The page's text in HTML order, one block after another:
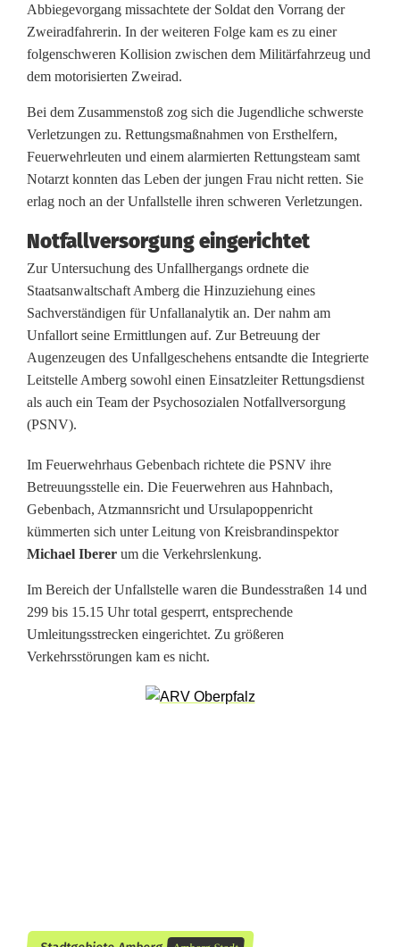
e
r
i
n
b
e
V
e
r
k
e
h
r
s
u
n
f
a
l
h
Abbiegevorgang missachtete der Soldat den Vorrang der
Zweiradfahrerin. In der weiteren Folge kam es zu einer
folgenschweren Kollision zwischen dem Militärfahrzeug und
dem motorisierten Zweirad.
Bei dem Zusammenstoß zog sich die Jugendliche schwerste
Verletzungen zu. Rettungsmaßnahmen von Ersthelfern,
Feuerwehrleuten und einem alarmierten Rettungsteam samt
Notarzt konnten das Leben der jungen Frau nicht retten. Sie
erlag noch an der Unfallstelle ihren schweren Verletzungen.
Notfallversorgung eingerichtet
Zur Untersuchung des Unfallhergangs ordnete die
Staatsanwaltschaft Amberg die Hinzuziehung eines
Sachverständigen für Unfallanalytik an. Der nahm am
Unfallort seine Ermittlungen auf. Zur Betreuung der
Augenzeugen des Unfallgeschehens entsandte die Integrierte
Leitstelle Amberg sowohl einen Einsatzleiter Rettungsdienst
als auch ein Team der Psychosozialen Notfallversorgung
(PSNV).
Im Feuerwehrhaus Gebenbach richtete die PSNV ihre
Betreuungsstelle ein. Die Feuerwehren aus Hahnbach,
Gebenbach, Atzmannsricht und Ursulapoppenricht
kümmerten sich unter Leitung von Kreisbrandinspektor
Michael Iberer um die Verkehrslenkung.
Im Bereich der Unfallstelle waren die Bundesstraßen 14 und
299 bis 15.15 Uhr total gesperrt, entsprechende
Umleitungsstrecken eingerichtet. Zu größeren
Verkehrsstörungen kam es nicht.